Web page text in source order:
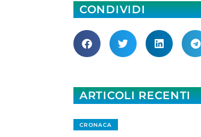
CONDIVIDI
ARTICOLI RECENTI
CRONACA